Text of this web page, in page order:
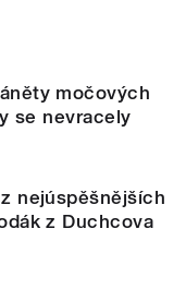
močových
se nevracely
nejúspěšnějších
z Duchcova